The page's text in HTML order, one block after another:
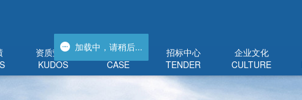
资质荣誉
KUDOS
工程管理
CASE
招标中心
TENDER
企业文化
CULTURE
加载中，请稍后...
加载中，请稍后...